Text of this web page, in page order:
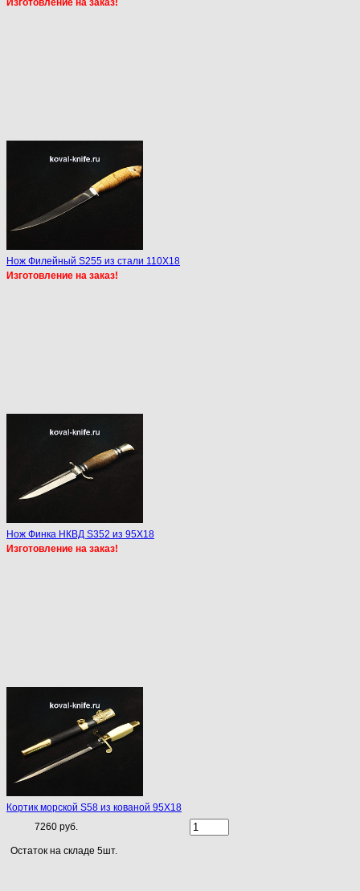
Изготовление на заказ!
Нож Филейный S255 из стали 110Х18
Изготовление на заказ!
Нож Финка НКВД S352 из 95Х18
Изготовление на заказ!
Кортик морской S58 из кованой 95Х18
7260 руб.
Остаток на складе 5шт.